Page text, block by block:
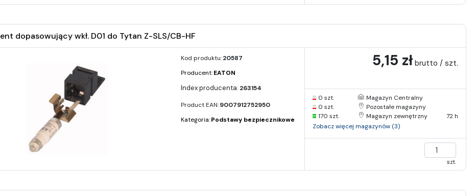
dopasowujący wkł. D01 do Tytan Z-SLS/CB-HF
Kod produktu: 20587
Producent: EATON
263154
Product EAN: 9007912752950
Kategoria: Podstawy bezpiecznikowe
5,15 zł brutto / szt.
0 szt.
Magazyn Centralny
0 szt.
Pozostałe magazyny
170 szt.
Magazyn zewnętrzny
72 h
Zobacz więcej magazynów (3)
szt.